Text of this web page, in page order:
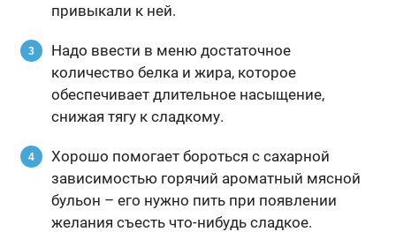
привыкали к ней.
Надо ввести в меню достаточное
количество белка и жира, которое
обеспечивает длительное насыщение,
снижая тягу к сладкому.
Хорошо помогает бороться с сахарной
зависимостью горячий ароматный мясной
бульон – его нужно пить при появлении
желания съесть что-нибудь сладкое.